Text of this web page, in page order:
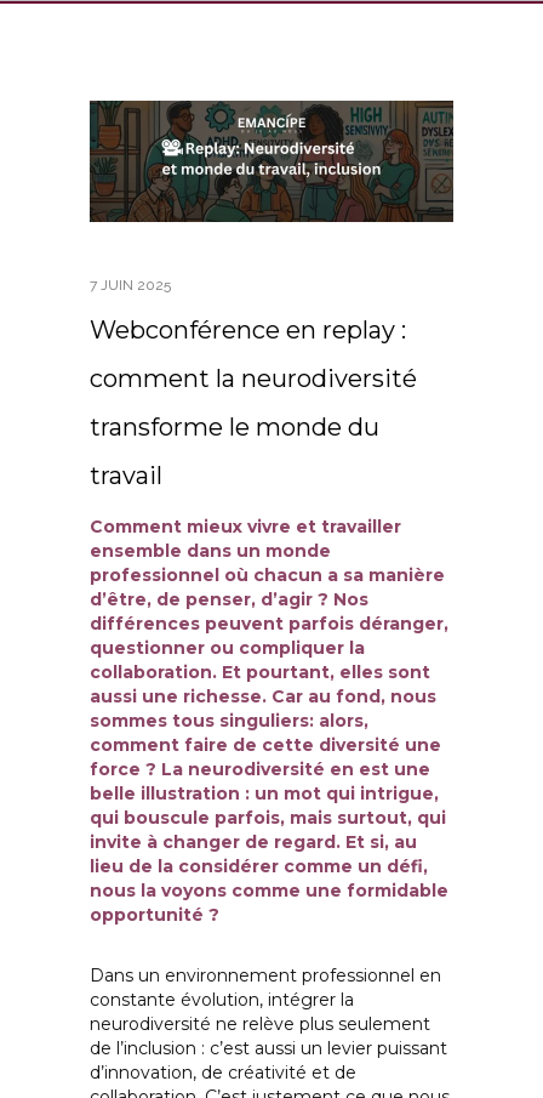
7 JUIN 2025
Webconférence en replay :
comment la neurodiversité
transforme le monde du
travail
Comment mieux vivre et travailler
ensemble dans un monde
professionnel où chacun a sa manière
d’être, de penser, d’agir ? Nos
différences peuvent parfois déranger,
questionner ou compliquer la
collaboration. Et pourtant, elles sont
aussi une richesse. Car au fond, nous
sommes tous singuliers: alors,
comment faire de cette diversité une
force ? La neurodiversité en est une
belle illustration : un mot qui intrigue,
qui bouscule parfois, mais surtout, qui
invite à changer de regard. Et si, au
lieu de la considérer comme un défi,
nous la voyons comme une formidable
opportunité ?
Dans un environnement professionnel en
constante évolution, intégrer la
neurodiversité ne relève plus seulement
de l’inclusion : c’est aussi un levier puissant
d’innovation, de créativité et de